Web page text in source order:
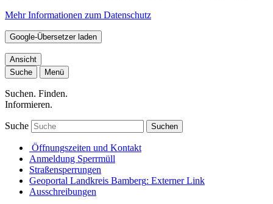
Mehr Informationen zum Datenschutz
Google-Übersetzer laden
Ansicht
Suche
Menü
Suchen. Finden.
Informieren.
Suche Suchen
Öffnungszeiten und Kontakt
Anmeldung Sperrmüll
Straßensperrungen
Geoportal Landkreis Bamberg: Externer Link
Ausschreibungen